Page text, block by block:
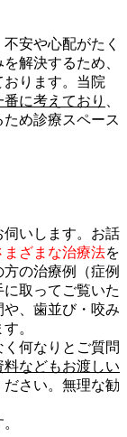
安や心配がたく
解決するため、
おります。当院
に考えており
め診療スペース
伺いします。お話
まざまな治療法を
の治療例（症例
取ってご覧いた
、歯並び・咬み
。
何なりとご質問
などもお渡しい
さい。無理な勧